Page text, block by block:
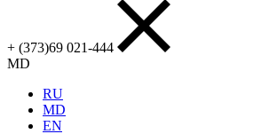
+ (373)69 021-444
MD
RU
MD
EN